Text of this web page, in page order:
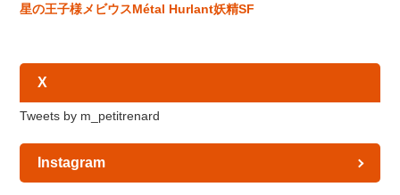
星の王子様メビウスMétal Hurlant妖精SF
X
Tweets by m_petitrenard
Instagram